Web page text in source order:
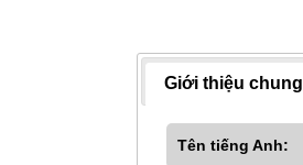
Giới thiệu chung
Tên tiếng Anh: